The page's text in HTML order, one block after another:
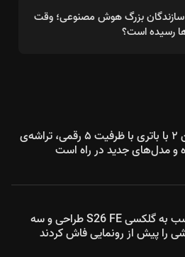
بزرگ هوش مصنوعی؛ وقت
سری آنر وین ۲ با باتری با ظرفیت ۵ رقمی، تراشه‌ی
و مدل‌های جدید در راه است
تصاویر منتسب به گلکسی S26 FE طراحی و سه
را پیش از رونمایی فاش کردند